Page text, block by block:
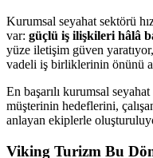
Kurumsal seyahat sektörü
var: güçlü iş ilişkileri hâlâ
yüze iletişim güven
vadeli iş birliklerinin önünü
En başarılı kurumsal
müşterinin hedeflerini,
anlayan ekiplerle
Viking Turizm Bu